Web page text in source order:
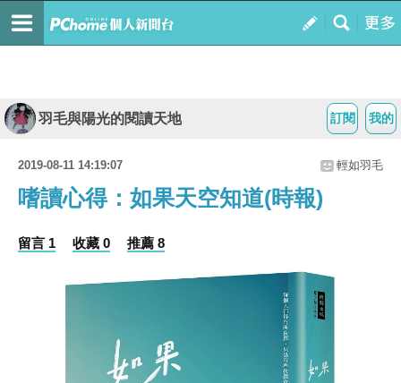
我的
訂閱
羽毛與陽光的閱讀天地
2019-08-11 14:19:07 輕如羽毛
嗜讀心得：如果天空知道(時報)
留言 1 收藏 0 推薦 8